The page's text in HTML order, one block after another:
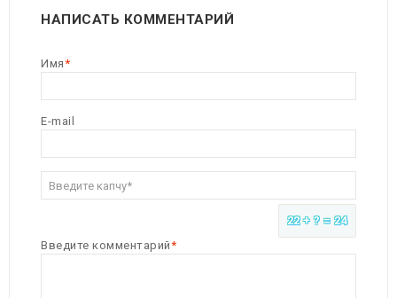
НАПИСАТЬ КОММЕНТАРИЙ
Имя
E-mail
22 + ? = 24
Введите комментарий